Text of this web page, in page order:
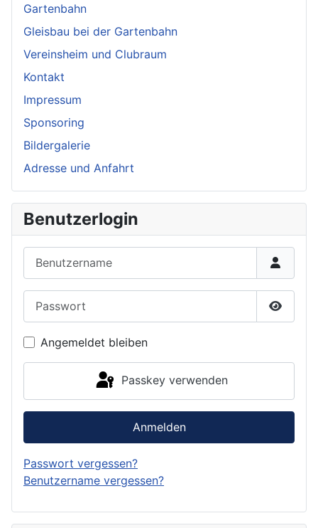
Gartenbahn
Gleisbau bei der Gartenbahn
Vereinsheim und Clubraum
Kontakt
Impressum
Sponsoring
Bildergalerie
Adresse und Anfahrt
Benutzerlogin
Angemeldet bleiben
Passkey verwenden
Anmelden
Passwort vergessen?
Benutzername vergessen?